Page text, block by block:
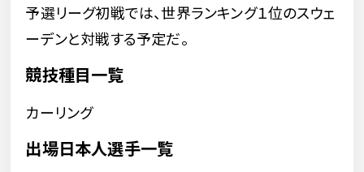
予選リーグ初戦では、世界ランキング１位のスウェ
ーデンと対戦する予定だ。
競技種目一覧
カーリング
出場日本人選手一覧